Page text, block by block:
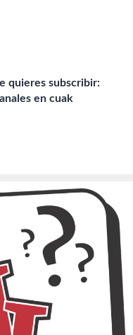
quieres subscribir:
en cuak